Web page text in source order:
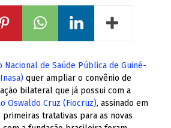
Nacional de Saúde Pública de Guiné-
quer ampliar o convênio de
bilateral que já possui com a
Oswaldo Cruz (Fiocruz), assinado em
primeiras tratativas para as novas